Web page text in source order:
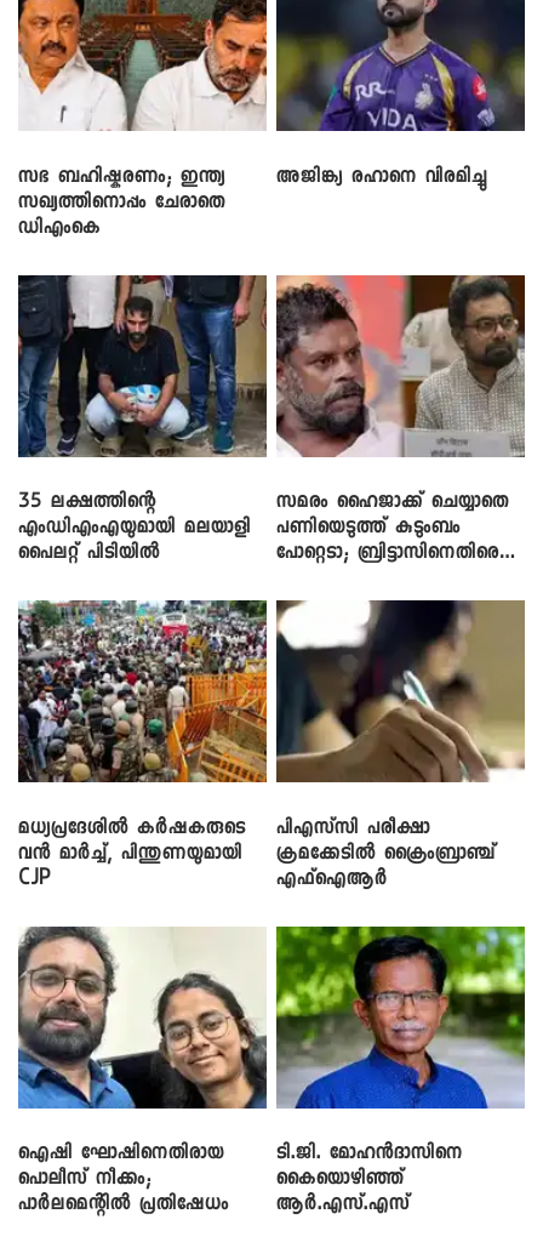
സഭ ബഹിഷ്കരണം; ഇന്ത്യ
സഖ്യത്തിനൊപ്പം ചേരാതെ
ഡിഎംകെ
അജിങ്ക്യ രഹാനെ വിരമിച്ചു
35 ലക്ഷത്തിന്റെ
എംഡിഎംഎയുമായി മലയാളി
പൈലറ്റ് പിടിയിൽ
സമരം ഹൈജാക്ക് ചെയ്യാതെ
പണിയെടുത്ത് കുടുംബം
പോറ്റെടാ; ബ്രിട്ടാസിനെതിരെ
മധ്യപ്രദേശിൽ കർഷകരുടെ
വൻ മാർച്ച്, പിന്തുണയുമായി
CJP
പിഎസ്‌സി പരീക്ഷാ
ക്രമക്കേ‌ടിൽ ക്രൈംബ്രാഞ്ച്
എഫ്ഐആർ
ഐഷി ഘോഷിനെതിരായ
പൊലീസ് നീക്കം;
പാര്‍ലമെന്റിൽ പ്രതിഷേധം
ടി.ജി. മോഹൻദാസിനെ
കൈയൊഴിഞ്ഞ്
ആർ.എസ്.എസ്